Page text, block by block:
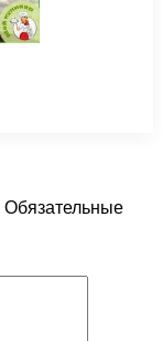
Обязательные